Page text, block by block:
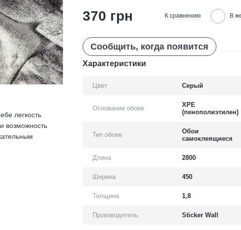
легкость
возможность
370 грн К сравнению В
Сообщить, когда появится
Характеристики
Цвет Серый
Основание обоев
XPE
(пенополиэтилен)
Тип обоев
Обои
самоклеящиеся
Длина 2800
Ширина 450
Толщина 1,8
Производитель Sticker Wall